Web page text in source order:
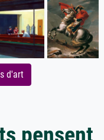
d'art
pensent